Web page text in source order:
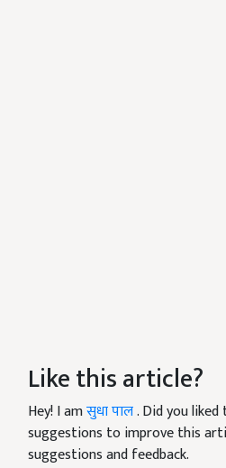
Like this article?
Hey! I amसुधा पाल. Did you
suggestions to improve this
suggestions and feedback.